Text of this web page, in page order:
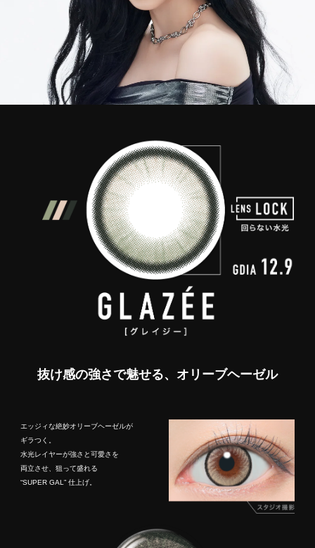
抜け感の強さで魅せる、オリーブヘーゼル
エッジィな絶妙オリーブヘーゼルが
ギラつく。
水光レイヤーが強さと可愛さを
両立させ、狙って盛れる
“SUPER GAL” 仕上げ。